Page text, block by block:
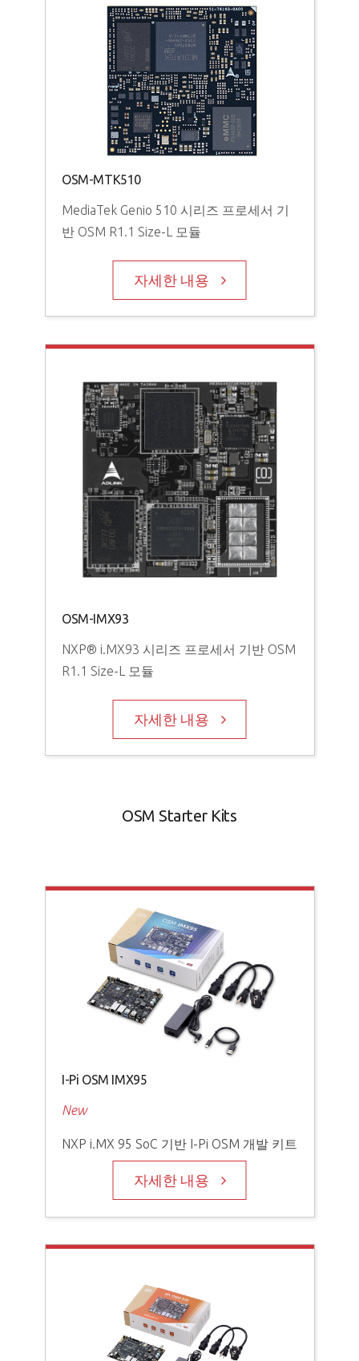
OSM-MTK510
MediaTek Genio 510 시리즈 프로세서 기
반 OSM R1.1 Size-L 모듈
자세한 내용
OSM-IMX93
NXP® i.MX93 시리즈 프로세서 기반 OSM
R1.1 Size-L 모듈
자세한 내용
OSM Starter Kits
I-Pi OSM IMX95
New
NXP i.MX 95 SoC 기반 I-Pi OSM 개발 키트
자세한 내용